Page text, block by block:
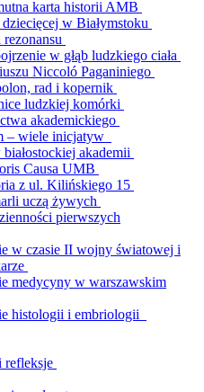
karta historii AMB
w Białymstoku
w głąb ludzkiego ciała
Niccoló Paganiniego
rad i kopernik
ludzkiej komórki
akademickiego
– wiele inicjatyw
akademii
Causa UMB
z ul. Kilińskiego 15
uczą żywych
pierwszych
w czasie II wojny światowej i
medycyny w warszawskim
histologii i embriologii
refleksje